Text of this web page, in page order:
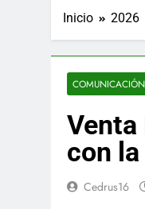
Inicio 2026
COMUNICACIÓN
con
Cedrus16